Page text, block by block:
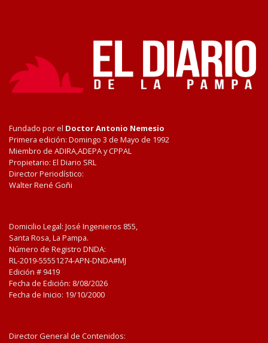
Fundado por el Doctor Antonio Nemesio
Primera edición: Domingo 3 de Mayo de 1992
Miembro de ADIRA,ADEPA y CPPAL
Propietario: El Diario SRL
Director Periodístico:
Walter René Goñi
Domicilio Legal: José Ingenieros 855,
Santa Rosa, La Pampa.
Número de Registro DNDA:
RL-2019-55551274-APN-DNDA#MJ
Edición # 9419
Fecha de Edición: 8/08/2026
Fecha de Inicio: 19/10/2000
Director General de Contenidos: